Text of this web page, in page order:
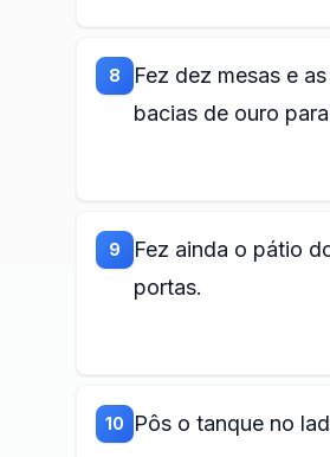
8
Fez dez mesas e
bacias de ouro
9
Fez ainda o pátio
portas.
10 Pôs o tanque no